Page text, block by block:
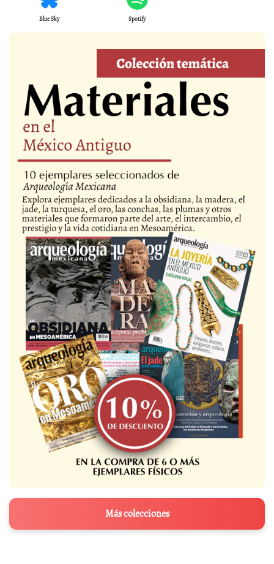
Blue Sky Spotify
Más colecciones